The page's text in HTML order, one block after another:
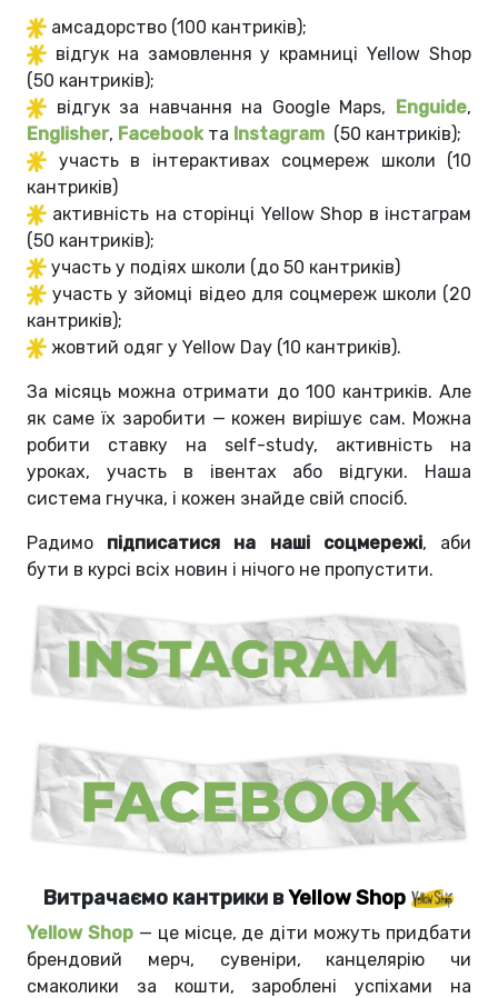
амсадорство (100 кантриків);
відгук на замовлення у крамниці Yellow Shop
(50 кантриків);
відгук за навчання на Google Maps, Enguide,
Englisher, Facebook та Instagram (50 кантриків);
участь в інтерактивах соцмереж школи (10
кантриків)
активність на сторінці Yellow Shop в інстаграм
(50 кантриків);
участь у подіях школи (до 50 кантриків)
участь у зйомці відео для соцмереж школи (20
кантриків);
жовтий одяг у Yellow Day (10 кантриків).
За місяць можна отримати до 100 кантриків. Але
як саме їх заробити — кожен вирішує сам. Можна
робити ставку на self-study, активність на
уроках, участь в івентах або відгуки. Наша
система гнучка, і кожен знайде свій спосіб.
Радимо підписатися на наші соцмережі, аби
бути в курсі всіх новин і нічого не пропустити.
Витрачаємо кантрики вYellow Shop
Yellow Shop— це місце, де діти можуть придбати
брендовий мерч, сувеніри, канцелярію чи
смаколики за кошти, зароблені успіхами на